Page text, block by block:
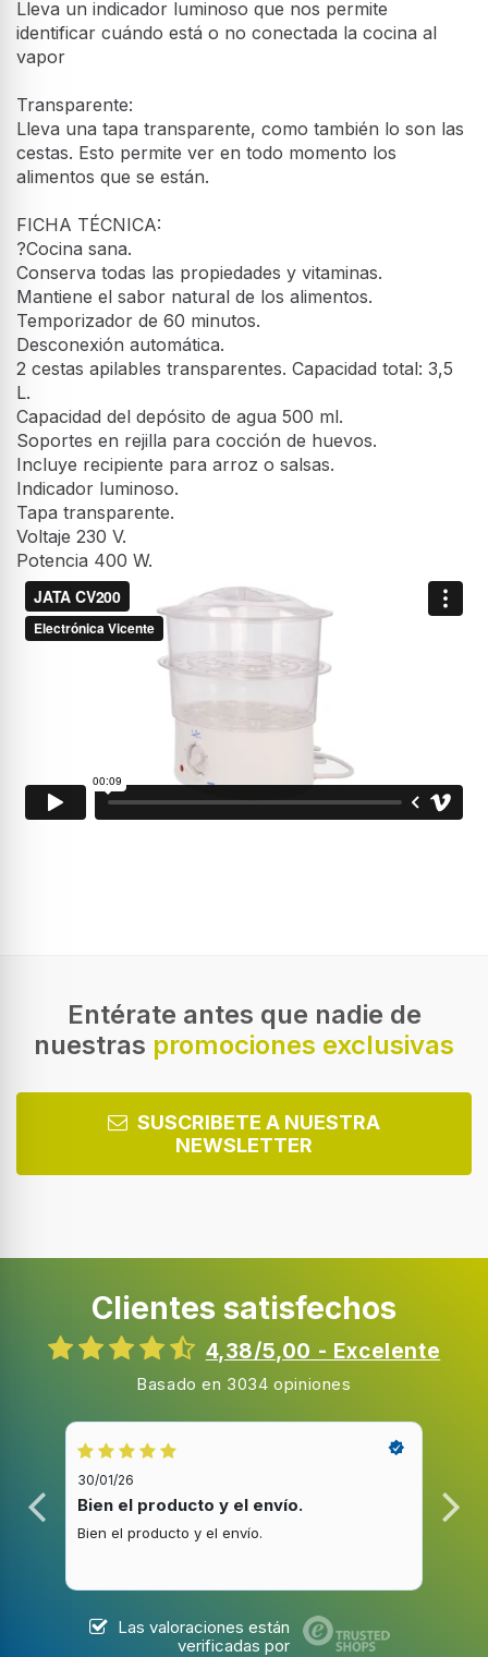
Lleva un indicador luminoso que nos permite
identificar cuándo está o no conectada la cocina al
vapor
Transparente:
Lleva una tapa transparente, como también lo son las
cestas. Esto permite ver en todo momento los
alimentos que se están.
FICHA TÉCNICA:
?Cocina sana.
Conserva todas las propiedades y vitaminas.
Mantiene el sabor natural de los alimentos.
Temporizador de 60 minutos.
Desconexión automática.
2 cestas apilables transparentes. Capacidad total: 3,5
L.
Capacidad del depósito de agua 500 ml.
Soportes en rejilla para cocción de huevos.
Incluye recipiente para arroz o salsas.
Indicador luminoso.
Tapa transparente.
Voltaje 230 V.
Potencia 400 W.
Entérate antes que nadie de
nuestras promociones exclusivas
SUSCRIBETE A NUESTRA
NEWSLETTER
Clientes satisfechos
4,38/5,00 - Excelente
Basado en 3034 opiniones
30/01/26
Bien el producto y el envío.
Bien el producto y el envío.
Las valoraciones están
verificadas por